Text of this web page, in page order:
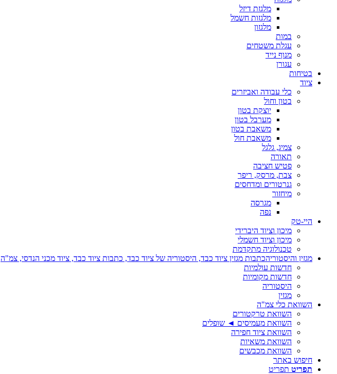
מלגזת דיזל
מלגזות חשמל
מלגזון
במות
עגלת משטחים
מנוף נייד
עגורן
בטיחות
ציוד
כלי עבודה ואביזרים
בטון וחול
יוצקת בטון
מערבל בטון
משאבת בטון
משאבת חול
צמיג, גלגל
תאורה
פטיש חציבה
צבת, מרסק, ריפר
גנרטורים ומדחסים
מיחזור
מגרסה
נפה
היי-טק
מיכון וציוד היברידי
מיכון וציוד חשמלי
טכנולוגיה מתקדמת
מגזין והיסטוריהכתבות מגזין ציוד כבד, היסטוריה של ציוד כבד, כתבות ציוד כבד, ציוד מכני הנדסי, צמ"ה
חדשות עולמיות
חדשות מקומיות
היסטוריה
מגזין
השוואת כלי צמ"ה
השוואת טרקטורים
השוואת מעמיסים ◄ שופלים
השוואת ציוד חפירה
השוואת משאיות
השוואת מכבשים
חיפוש באתר
תפריט תפריט